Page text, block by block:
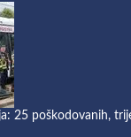
25 poškodovanih,